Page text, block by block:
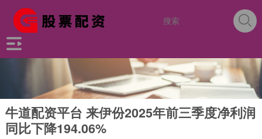
牛道配资平台 来伊份2025年前三季度净利润
同比下降194.06%